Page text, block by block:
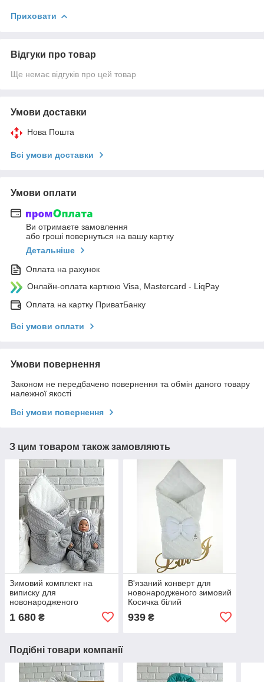
Приховати
Відгуки про товар
Ще немає відгуків про цей товар
Умови доставки
Нова Пошта
Всі умови доставки
Умови оплати
Ви отримаєте замовлення
або гроші повернуться на вашу картку
Детальніше
Оплата на рахунок
Онлайн-оплата карткою Visa, Mastercard - LiqPay
Оплата на картку ПриватБанку
Всі умови оплати
Умови повернення
Законом не передбачено повернення та обмін даного товару
належної якості
Всі умови повернення
З цим товаром також замовляють
Зимовий комплект на
виписку для
новонародженого
в'язаний набір Дует сірий
1 680 ₴
В'язаний конверт для
новонародженого зимовий
Косичка білий
939₴
Подібні товари компанії